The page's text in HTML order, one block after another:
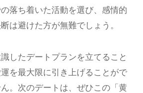
落ち着いた活動を選び、感情的
は避けた方が無難でしょう。
したデートプランを立てること
を最大限に引き上げることがで
。次のデートは、ぜひこの「黄